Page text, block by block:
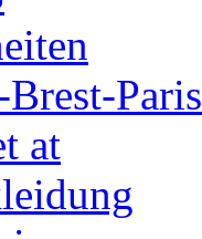
Brest-Paris
at